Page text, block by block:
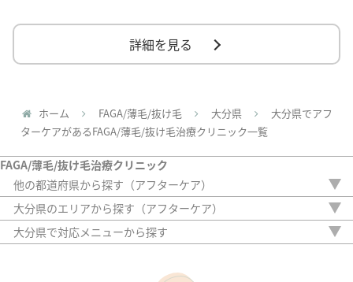
詳細を見る
ホーム FAGA/薄毛/抜け毛 大分県
大分県でアフ
ターケアがあるFAGA/薄毛/抜け毛治療クリニック一覧
FAGA/薄毛/抜け毛治療クリニック
他の都道府県から探す（アフターケア）
北海道
青森県
岩手県
大分県のエリアから探す（アフターケア）
大分市
大分県で対応メニューから探す